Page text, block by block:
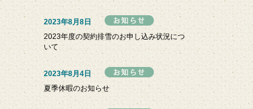
2023年8月8日
2023年度の契約排雪のお申し込み状況につ
いて
2023年8月4日
夏季休暇のお知らせ